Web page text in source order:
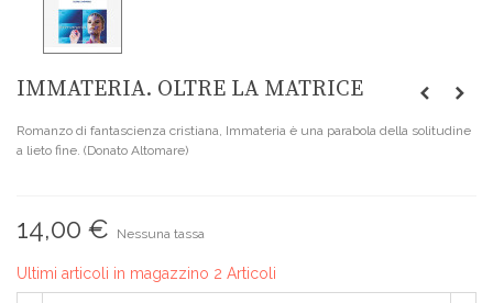
IMMATERIA. OLTRE LA MATRICE
Romanzo di fantascienza cristiana, Immateria è una parabola della solitudine
a lieto fine. (Donato Altomare)
14,00 € Nessuna tassa
Ultimi articoli in magazzino 2 Articoli